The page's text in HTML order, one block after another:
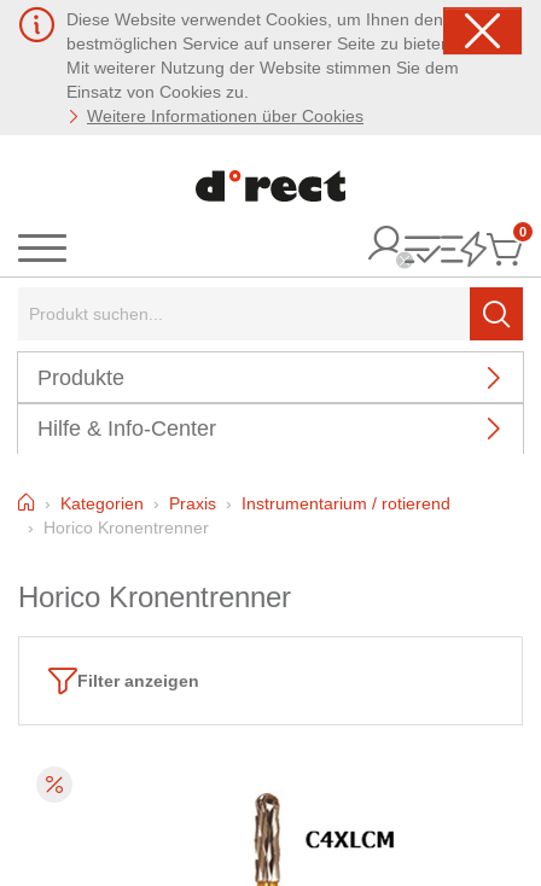
Diese Website verwendet Cookies, um Ihnen den
bestmöglichen Service auf unserer Seite zu bieten.
Mit weiterer Nutzung der Website stimmen Sie dem
Einsatz von Cookies zu.
Weitere Informationen über Cookies
Menü
0
Produkte
Hilfe & Info-Center
HomeKategorien Praxis
Instrumentarium / rotierend
Horico Kronentrenner
Horico Kronentrenner
Filter anzeigen